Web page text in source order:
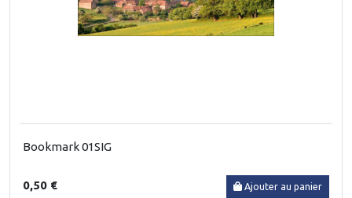
Bookmark 01SIG
0,50 € Ajouter au panier